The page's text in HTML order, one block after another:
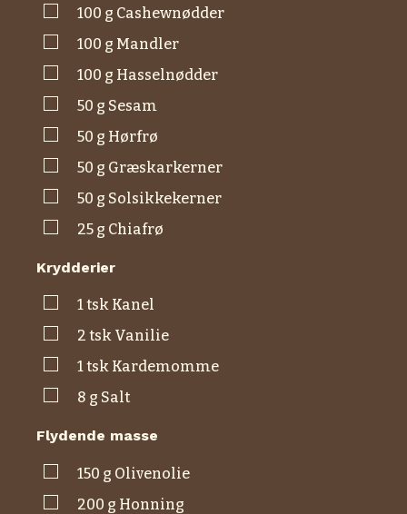
▢100 g
cashewnødder
▢100 g
mandler
▢100 g
hasselnødder
▢50 g
sesam
▢50 g
hørfrø
▢50 g
græskarkerner
▢50 g
solsikkekerner
▢25 g chiafrø
Krydderier
▢1tsk
kanel
▢2 tsk
vanilie
▢1tsk
kardemomme
▢8 g salt
Flydende masse
▢150 g
olivenolie
▢200 g honning